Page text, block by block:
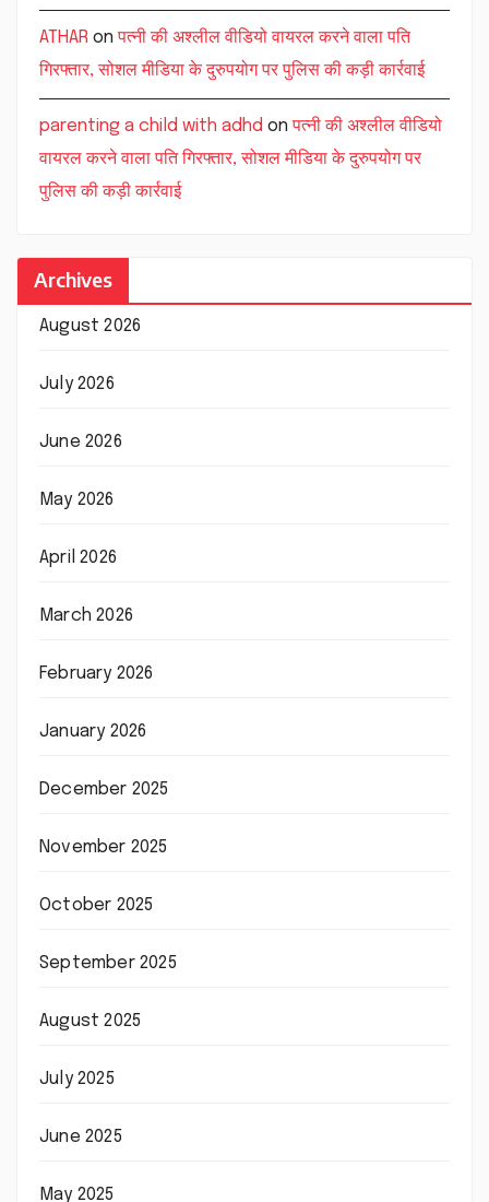
ATHAR onपत्नी की अश्लील वीडियो वायरल करने वाला पति
गिरफ्तार, सोशल मीडिया के दुरुपयोग पर पुलिस की कड़ी कार्रवाई
parenting a child with adhd onपत्नी की अश्लील वीडियो
वायरल करने वाला पति गिरफ्तार, सोशल मीडिया के दुरुपयोग पर
पुलिस की कड़ी कार्रवाई
Archives
August 2026
July 2026
June 2026
May 2026
April 2026
March 2026
February 2026
January 2026
December 2025
November 2025
October 2025
September 2025
August 2025
July 2025
June 2025
May 2025